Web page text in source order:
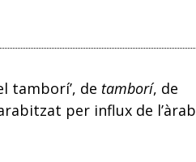
tamborí’, de tamborí, de
per influx de l’àrab